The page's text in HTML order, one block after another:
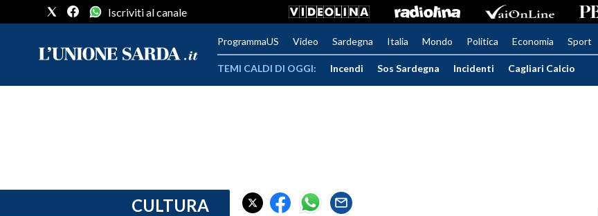
Iscriviti al canale
ProgrammaUS Video Sardegna Italia Mondo Politica Economia Sport
TEMI CALDI DI OGGI: Incendi Sos Sardegna Incidenti Cagliari Calcio
CULTURA